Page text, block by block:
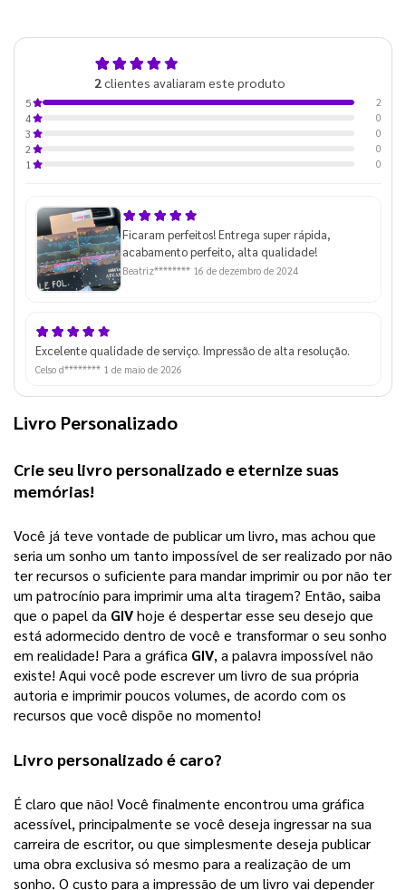
2clientes avaliaram este produto
5
2
4
0
3
0
2
0
1
0
Ficaram perfeitos! Entrega super rápida,
acabamento perfeito, alta qualidade!
Beatriz******** 16 de dezembro de 2024
Excelente qualidade de serviço. Impressão de alta resolução.
Celso d******** 1 de maio de 2026
Livro Personalizado
Crie seu livro personalizado e eternize suas
memórias!
Você já teve vontade de publicar um livro, mas achou que
seria um sonho um tanto impossível de ser realizado por não
ter recursos o suficiente para mandar imprimir ou por não ter
um patrocínio para imprimir uma alta tiragem? Então, saiba
que o papel da GIVhoje é despertar esse seu desejo que
está adormecido dentro de você e transformar o seu sonho
em realidade! Para a gráfica GIV, a palavra impossível não
existe! Aqui você pode escrever um livro de sua própria
autoria e imprimir poucos volumes, de acordo com os
recursos que você dispõe no momento!
Livro personalizado é caro?
É claro que não! Você finalmente encontrou uma gráfica
acessível, principalmente se você deseja ingressar na sua
carreira de escritor, ou que simplesmente deseja publicar
uma obra exclusiva só mesmo para a realização de um
sonho. O custo para a impressão de um livro vai depender